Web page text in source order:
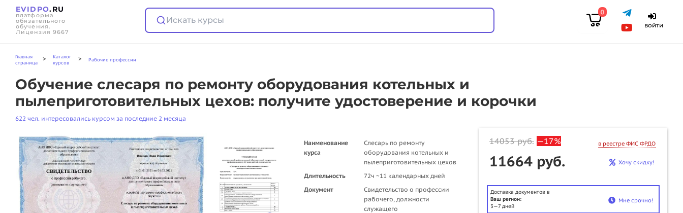
EVIDPO.RU
платформа
обязательного
обучения.
Лицензия 9667
Искать курсы
0
войти
Главная
страница
>
Каталог
курсов
> Рабочие профессии
Обучение слесаря по ремонту оборудования котельных и
пылеприготовительных цехов: получите удостоверение и корочки
622 чел. интересовались курсом за последние 2 месяца
Наименование
курса
Слесарь по ремонту
оборудования котельных и
пылеприготовительных цехов
Длительность
72ч ~11 календарных дней
Документ
Свидетельство о профессии
рабочего, должности
служащего
14053руб. —17% в реестре ФИС ФРДО
11664 руб. Хочу скидку!
Доставка документов в
Ваш регион:
3—7 дней
Мне срочно!